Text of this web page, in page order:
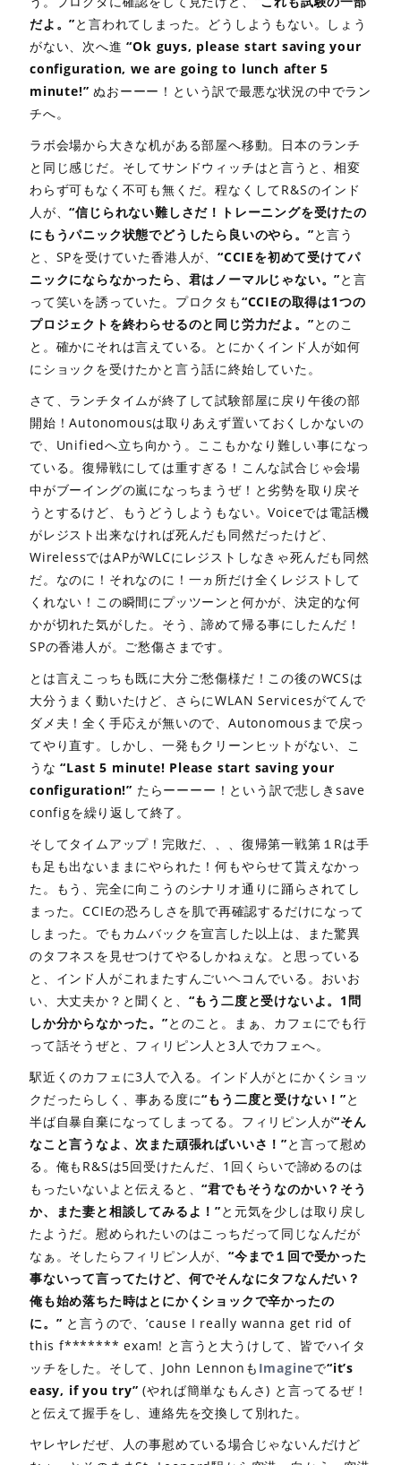
だよ。”と言われてしまった。どうしようもない。しょう
がない、次へ進“Ok guys, please start saving your
configuration, we are going to lunch after 5
minute!”ぬおーーー！という訳で最悪な状況の中でラン
チへ。
ラボ会場から大きな机がある部屋へ移動。日本のランチ
と同じ感じだ。そしてサンドウィッチはと言うと、相変
わらず可もなく不可も無くだ。程なくしてR&Sのインド
人が、“信じられない難しさだ！トレーニングを受けたの
にもうパニック状態でどうしたら良いのやら。”と言う
と、SPを受けていた香港人が、 “CCIEを初めて受けてパ
ニックにならなかったら、君はノーマルじゃない。”と言
って笑いを誘っていた。プロクタも“CCIEの取得は1つの
プロジェクトを終わらせるのと同じ労力だよ。”とのこ
と。確かにそれは言えている。とにかくインド人が如何
にショックを受けたかと言う話に終始していた。
さて、ランチタイムが終了して試験部屋に戻り午後の部
開始！Autonomousは取りあえず置いておくしかないの
で、Unifiedへ立ち向かう。ここもかなり難しい事になっ
ている。復帰戦にしては重すぎる！こんな試合じゃ会場
中がブーイングの嵐になっちまうぜ！と劣勢を取り戻そ
うとするけど、もうどうしようもない。Voiceでは電話機
がレジスト出来なければ死んだも同然だったけど、
WirelessではAPがWLCにレジストしなきゃ死んだも同然
だ。なのに！それなのに！一ヵ所だけ全くレジストして
くれない！この瞬間にプッツーンと何かが、決定的な何
かが切れた気がした。そう、諦めて帰る事にしたんだ！
SPの香港人が。ご愁傷さまです。
とは言えこっちも既に大分ご愁傷様だ！この後のWCSは
大分うまく動いたけど、さらにWLAN Servicesがてんで
ダメ夫！全く手応えが無いので、Autonomousまで戻っ
てやり直す。しかし、一発もクリーンヒットがない、こ
うな“Last 5 minute! Please start saving your
configuration!” たらーーーー！という訳で悲しきsave
configを繰り返して終了。
そしてタイムアップ！完敗だ、、、復帰第一戦第１Rは手
も足も出ないままにやられた！何もやらせて貰えなかっ
た。もう、完全に向こうのシナリオ通りに踊らされてし
まった。CCIEの恐ろしさを肌で再確認するだけになって
しまった。でもカムバックを宣言した以上は、また驚異
のタフネスを見せつけてやるしかねぇな。と思っている
と、インド人がこれまたすんごいヘコんでいる。おいお
い、大丈夫か？と聞くと、 “もう二度と受けないよ。1問
しか分からなかった。”とのこと。まぁ、カフェにでも行
って話そうぜと、フィリピン人と3人でカフェへ。
駅近くのカフェに3人で入る。インド人がとにかくショッ
クだったらしく、事ある度に“もう二度と受けない！”と
半ば自暴自棄になってしまってる。フィリピン人が“そん
なこと言うなよ、次また頑張ればいいさ！”と言って慰め
る。俺もR&Sは5回受けたんだ、1回くらいで諦めるのは
もったいないよと伝えると、“君でもそうなのかい？そう
か、また妻と相談してみるよ！”と元気を少しは取り戻し
たようだ。慰められたいのはこっちだって同じなんだが
なぁ。そしたらフィリピン人が、 “今まで１回で受かった
事ないって言ってたけど、何でそんなにタフなんだい？
俺も始め落ちた時はとにかくショックで辛かったの
に。 ” と言うので、’cause I really wanna get rid of
this f******* exam! と言うと大うけして、皆でハイタ
ッチをした。そして、John Lennonも Imagineで“it’s
easy, if you try” (やれば簡単なもんさ) と言ってるぜ！
と伝えて握手をし、連絡先を交換して別れた。
ヤレヤレだぜ、人の事慰めている場合じゃないんだけど